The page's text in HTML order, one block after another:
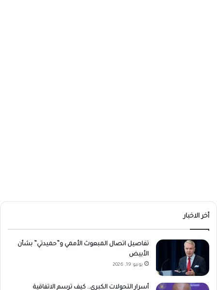
أخر الاخبار
تفاصيل اتصال المبعوث الأممي و”حميدتي” بشأن
الأبيض
يونيو 19, 2026
أسرار التحولات الكبرى.. كيف ترسم الاتفاقية